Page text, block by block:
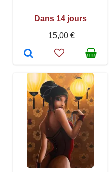
Dans 14 jours
15,00 €